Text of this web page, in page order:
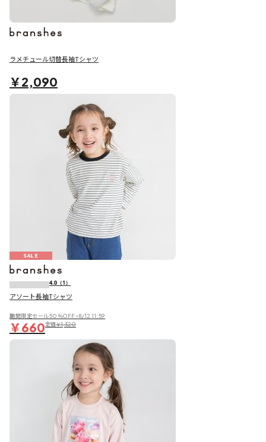
ラメチュール切替長袖Tシャツ
￥2,090
SALE
4.0 （1）
アソート長袖Tシャツ
期間限定セール50％OFF~8/12 11:59
￥660定価￥1,320